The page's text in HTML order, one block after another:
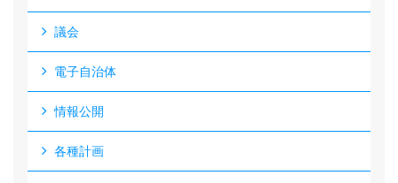
議会
電子自治体
情報公開
各種計画